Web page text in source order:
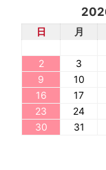
日 月
2
3
9
10
16
17
23
24
30
31